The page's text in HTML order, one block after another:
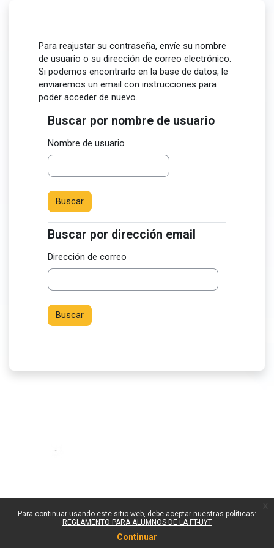
Para continuar usando este sitio web, debe aceptar nuestras políticas:
REGLAMENTO PARA ALUMNOS DE LA FT-UYT
Continuar
Para reajustar su contraseña, envíe su nombre
de usuario o su dirección de correo electrónico.
Si podemos encontrarlo en la base de datos, le
enviaremos un email con instrucciones para
poder acceder de nuevo.
Buscar por nombre de usuario
Buscar por nombre de usuario
Nombre de usuario
Buscar por dirección email
Buscar por dirección email
Dirección de correo